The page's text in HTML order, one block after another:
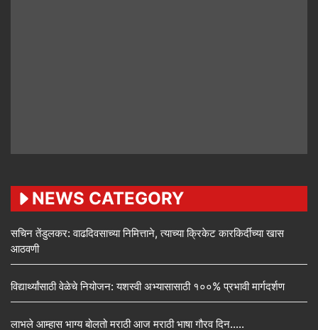
NEWS CATEGORY
सचिन तेंडुलकर: वाढदिवसाच्या निमित्ताने, त्याच्या क्रिकेट कारकिर्दीच्या खास
आठवणी
विद्यार्थ्यांसाठी वेळेचे नियोजन: यशस्वी अभ्यासासाठी १००% प्रभावी मार्गदर्शण
लाभले आम्हास भाग्य बोलतो मराठी आज मराठी भाषा गौरव दिन…..